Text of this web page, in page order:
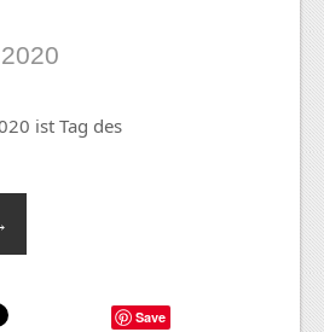
ist Tag des
Save